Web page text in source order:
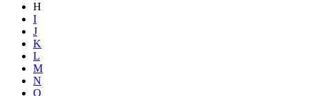
H
I
J
K
L
M
N
O